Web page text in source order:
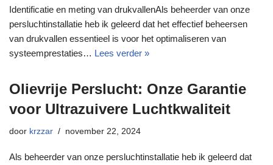
Identificatie en meting van drukvallenAls beheerder van onze
persluchtinstallatie heb ik geleerd dat het effectief beheersen
van drukvallen essentieel is voor het optimaliseren van
systeemprestaties… Lees verder »
Olievrije Perslucht: Onze Garantie
voor Ultrazuivere Luchtkwaliteit
door krzzar november 22, 2024
Als beheerder van onze persluchtinstallatie heb ik geleerd dat